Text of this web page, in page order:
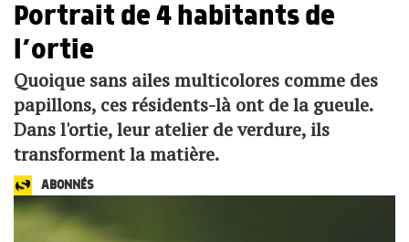
Portrait de 4 habitants de
l’ortie
Quoique sans ailes multicolores comme des
papillons, ces résidents-là ont de la gueule.
Dans l'ortie, leur atelier de verdure, ils
transforment la matière.
ABONNÉS